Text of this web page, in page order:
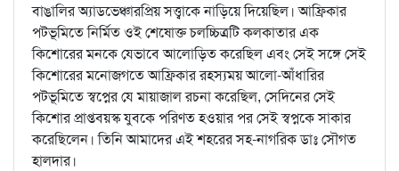
বাঙালির অ্যাডভেঞ্চারপ্রিয় সত্ত্বাকে নাড়িয়ে দিয়েছিল। আফ্রিকার
পটভূমিতে নির্মিত ওই শেষোক্ত চলচ্চিত্রটি কলকাতার এক
কিশোরের মনকে যেভাবে আলোড়িত করেছিল এবং সেই সঙ্গে সেই
কিশোরের মনোজগতে আফ্রিকার রহস্যময় আলো-আঁধারির
পটভূমিতে স্বপ্নের যে মায়াজাল রচনা করেছিল, সেদিনের সেই
কিশোর প্রাপ্তবয়স্ক যুবকে পরিণত হওয়ার পর সেই স্বপ্নকে সাকার
করেছিলেন। তিনি আমাদের এই শহরের সহ-নাগরিক ডাঃ সৌগত
হালদার।